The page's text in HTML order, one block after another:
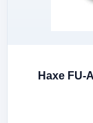
Haxe FU-